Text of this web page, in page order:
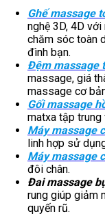
Ghế massage
nghệ 3D, 4D
chăm sóc toàn
đình bạn.
Đệm massage
massage, giá
massage cơ
Gối massage
matxa tập trung
Máy massage
linh hợp sử
Máy massage
đôi chân.
Đai massage
rung giúp giảm
quyến rũ.